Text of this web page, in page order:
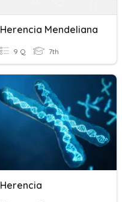
Herencia Mendeliana
9 Q 7th
Herencia